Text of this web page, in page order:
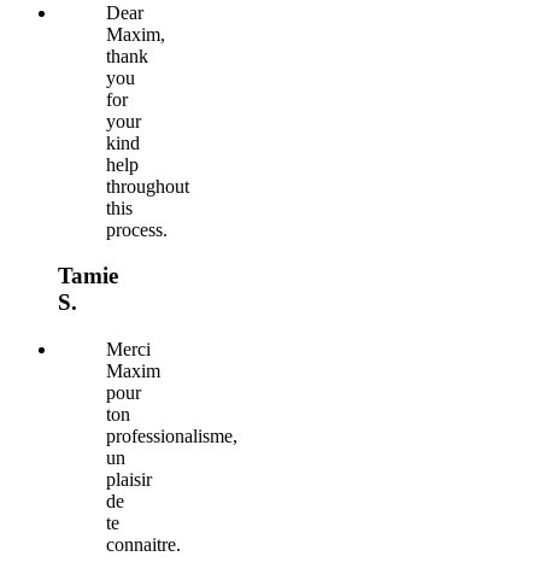
Dear
Maxim,
thank
you
for
your
kind
help
throughout
this
process.
Tamie
S.
Merci
Maxim
pour
ton
professionalisme,
un
plaisir
de
te
connaitre.